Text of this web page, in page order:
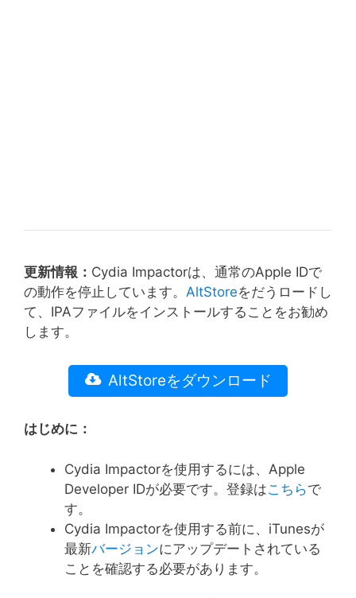
更新情報： Cydia Impactorは、通常のApple IDで
の動作を停止しています。 AltStoreをだうロードし
て、IPAファイルをインストールすることをお勧め
します。
AltStoreをダウンロード
はじめに：
Cydia Impactorを使用するには、Apple
Developer IDが必要です。登録はこちらで
す。
Cydia Impactorを使用する前に、iTunesが
最新バージョンにアップデートされている
ことを確認する必要があります。